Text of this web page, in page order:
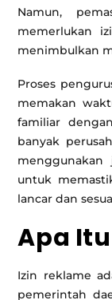
Namun,
memerlukan
menimbulkan
Proses
memakan
familiar
banyak
menggunakan
untuk
lancar dan
Apa
Izin reklame
pemerintah